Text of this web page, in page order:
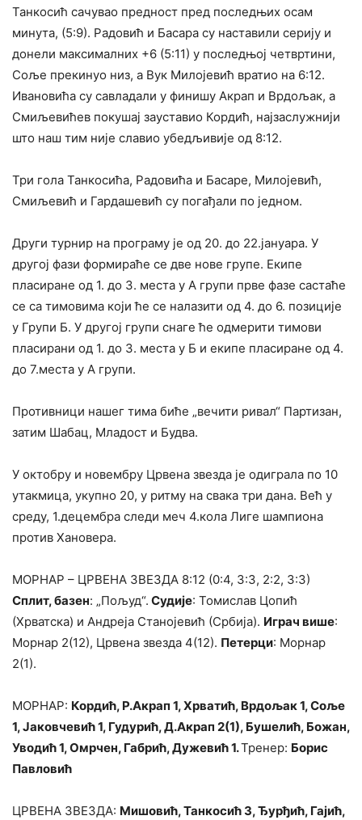
Танкосић сачувао предност пред последњих осам
минута, (5:9). Радовић и Басара су наставили серију и
донели максималних +6 (5:11) у последњој четвртини,
Соље прекинуо низ, а Вук Милојевић вратио на 6:12.
Ивановића су савладали у финишу Акрап и Врдољак, а
Смиљевићев покушај зауставио Кордић, најзаслужнији
што наш тим није славио убедљивије од 8:12.
Три гола Танкосића, Радовића и Басаре, Милојевић,
Смиљевић и Гардашевић су погађали по једном.
Други турнир на програму је од 20. до 22.јануара. У
другој фази формираће се две нове групе. Екипе
пласиране од 1. до 3. места у А групи прве фазе састаће
се са тимовима који ће се налазити од 4. до 6. позиције
у Групи Б. У другој групи снаге ће одмерити тимови
пласирани од 1. до 3. места у Б и екипе пласиране од 4.
до 7.места у А групи.
Противници нашег тима биће „вечити ривал“ Партизан,
затим Шабац, Младост и Будва.
У октобру и новембру Црвена звезда је одиграла по 10
утакмица, укупно 20, у ритму на свака три дана. Већ у
среду, 1.децембра следи меч 4.кола Лиге шампиона
против Хановера.
МОРНАР – ЦРВЕНА ЗВЕЗДА 8:12 (0:4, 3:3, 2:2, 3:3)
Сплит, базен: „Пољуд“. Судије: Томислав Цопић
(Хрватска) и Андреја Станојевић (Србија). Играч више:
Морнар 2(12), Црвена звезда 4(12). Петерци: Морнар
2(1).
МОРНАР: Кордић, Р.Акрап 1, Хрватић, Врдољак 1, Соље
1, Јаковчевић 1, Гудурић, Д.Акрап 2(1), Бушелић, Божан,
Уводић 1, Омрчен, Габрић, Дужевић 1.Тренер: Борис
Павловић
ЦРВЕНА ЗВЕЗДА: Мишовић, Танкосић 3, Ђурђић, Гајић,